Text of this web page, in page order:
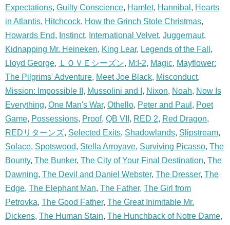
Expectations, Guilty Conscience, Hamlet, Hannibal , Hearts
in Atlantis, Hitchcock, How the Grinch Stole Christmas,
Howards End, Instinct, International Velvet, Juggernaut,
Kidnapping Mr. Heineken, King Lear, Legends of the Fall ,
Lloyd George, ＬＯＶＥシーズン, M:I-2, Magic, Mayflower:
The Pilgrims' Adventure, Meet Joe Black, Misconduct,
Mission: Impossible II , Mussolini and I , Nixon, Noah, Now Is
Everything, One Man's War, Othello, Peter and Paul , Poet
Game, Possessions, Proof, QB VII , RED 2, Red Dragon,
REDリターンズ, Selected Exits, Shadowlands, Slipstream,
Solace, Spotswood, Stella Arroyave, Surviving Picasso, The
Bounty, The Bunker, The City of Your Final Destination, The
Dawning, The Devil and Daniel Webster, The Dresser, The
Edge, The Elephant Man, The Father, The Girl from
Petrovka, The Good Father, The Great Inimitable Mr.
Dickens, The Human Stain, The Hunchback of Notre Dame,